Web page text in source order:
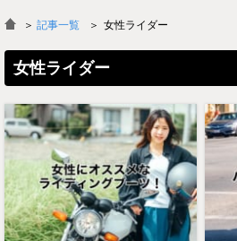
＞ 記事一覧 女性ライダー
女性ライダー